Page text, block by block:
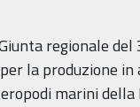
regionale
la produzione
marini della